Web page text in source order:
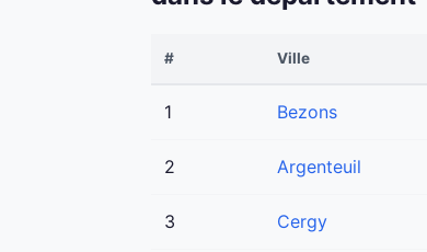
# Ville
1 Bezons
2 Argenteuil
3 Cergy